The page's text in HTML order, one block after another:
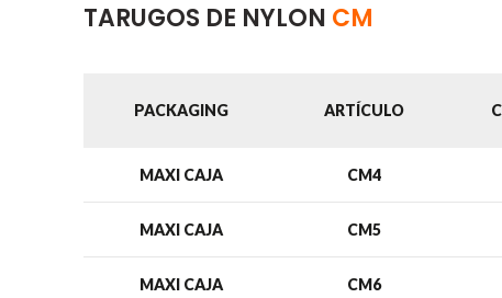
TARUGOS DE NYLON CM
PACKAGING ARTÍCULO
MAXI CAJA CM4
MAXI CAJA CM5
MAXI CAJA CM6